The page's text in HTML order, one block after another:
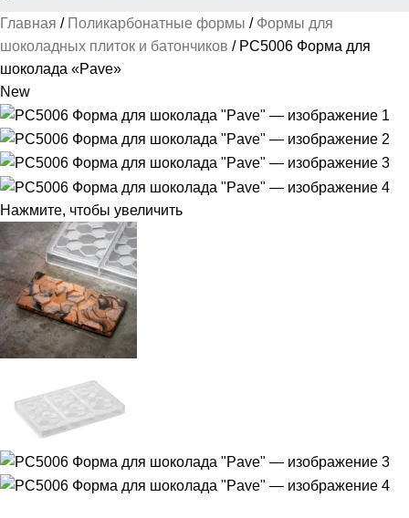
Главная Поликарбонатные формы
Формы для
шоколадных плиток и батончиков
PC5006 Форма для
шоколада «Pave»
New
Нажмите, чтобы увеличить